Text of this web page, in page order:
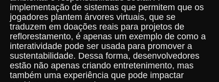
implementação de sistemas que permitem que os
jogadores plantem árvores virtuais, que se
traduzem em doações reais para projetos de
reflorestamento, é apenas um exemplo de como a
interatividade pode ser usada para promover a
sustentabilidade. Dessa forma, desenvolvedores
estão não apenas criando entretenimento, mas
também uma experiência que pode impactar